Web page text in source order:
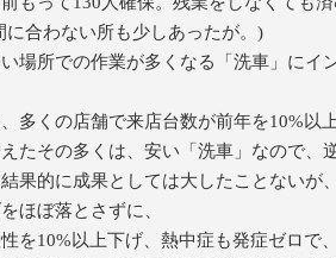
に合わない所も少しあったが。)
い場所での作業が多くなる「洗車」にイ
多くの店舗で来店台数が前年を10%以
たその多くは、安い「洗車」なので、
果的に成果としては大したことないが、
ほぼ落とさずに、
を10%以上下げ、熱中症も発症ゼロで、